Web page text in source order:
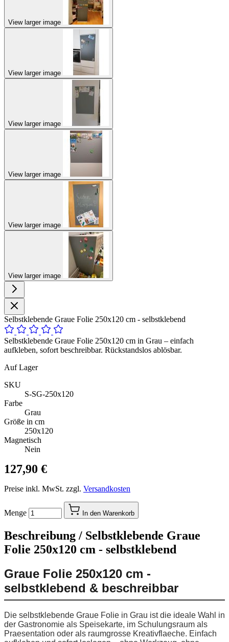
View larger image
View larger image
View larger image
View larger image
View larger image
View larger image
Selbstklebende Graue Folie 250x120 cm - selbstklebend
Selbstklebende Graue Folie 250x120 cm in Grau – einfach
aufkleben, sofort beschreibbar. Rückstandslos ablösbar.
Auf Lager
SKU
S-SG-250x120
Farbe
Grau
Größe in cm
250x120
Magnetisch
Nein
127,90 €
Preise inkl. MwSt. zzgl. Versandkosten
Menge In den Warenkorb
Beschreibung / Selbstklebende Graue
Folie 250x120 cm - selbstklebend
Graue Folie 250x120 cm -
selbstklebend & beschreibbar
Die selbstklebende Graue Folie in Grau ist die ideale Wahl in
der Gastronomie als Speisekarte, im Schulungsraum als
Praesentation oder als raumgrosse Kreativflaeche. Einfach